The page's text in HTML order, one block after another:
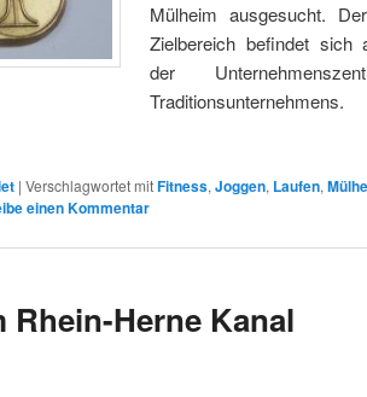
Mülheim ausgesucht.
Zielbereich befindet sich
der
Traditionsunternehmens.
| Verschlagwortet mitFitness, Joggen, Laufen,
einen Kommentar
Rhein-Herne Kanal